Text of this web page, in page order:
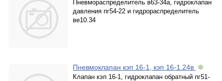
Пневмораспределитель в63-34а, гидроклапан
давления пг54-22 и гидрораспределитель
ве10.34
Пневмоклапан кэп 16-1, кэп 16-1.24в
Клапан кэп 16-1, гидроклапан обратный пг51-